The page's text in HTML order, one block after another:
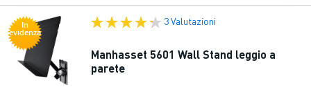
In
evidenza
3 Valutazioni
Manhasset 5601 Wall Stand leggio a
parete